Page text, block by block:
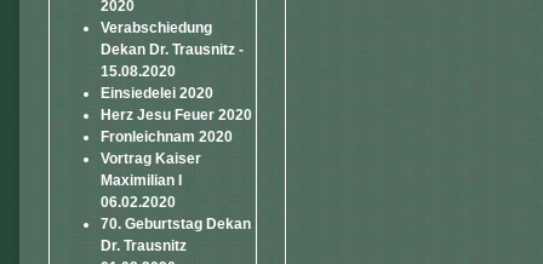
2020
Verabschiedung
Dekan Dr. Trausnitz -
15.08.2020
Einsiedelei 2020
Herz Jesu Feuer 2020
Fronleichnam 2020
Vortrag Kaiser
Maximilian I
06.02.2020
70. Geburtstag Dekan
Dr. Trausnitz